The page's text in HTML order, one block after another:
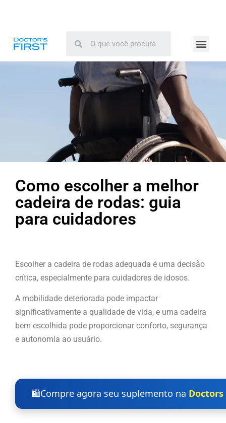
Como escolher a melhor
cadeira de rodas: guia
para cuidadores
Escolher a cadeira de rodas adequada é uma decisão
crítica, especialmente para cuidadores de idosos.
A mobilidade deteriorada pode impactar
significativamente a qualidade de vida, e uma cadeira
bem escolhida pode proporcionar conforto, segurança
e autonomia ao usuário.
🛍️Compre agora seu suplemento na